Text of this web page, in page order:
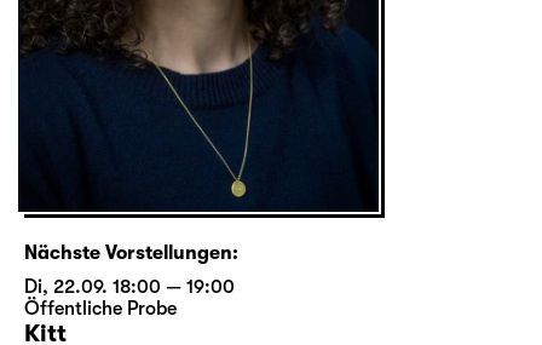
Nächste Vorstellungen:
Di, 22.09. 18:00 — 19:00
Öffentliche Probe
Kitt